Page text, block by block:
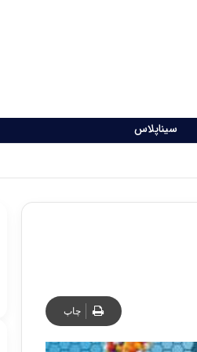
سیناپلاس
چاپ